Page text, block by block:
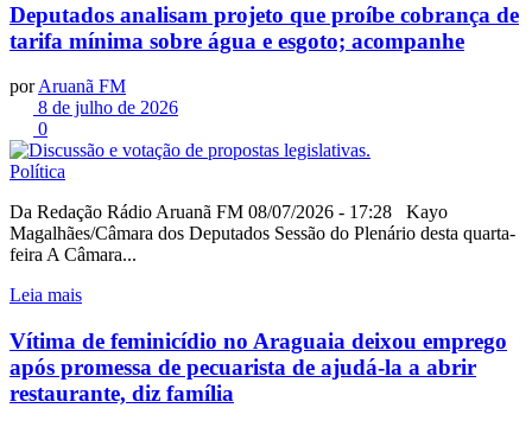
Deputados analisam projeto que proíbe cobrança de
tarifa mínima sobre água e esgoto; acompanhe
por Aruanã FM
8 de julho de 2026
0
Política
Da Redação Rádio Aruanã FM 08/07/2026 - 17:28 Kayo
Magalhães/Câmara dos Deputados Sessão do Plenário desta quarta-
feira A Câmara...
Leia mais
Vítima de feminicídio no Araguaia deixou emprego
após promessa de pecuarista de ajudá-la a abrir
restaurante, diz família